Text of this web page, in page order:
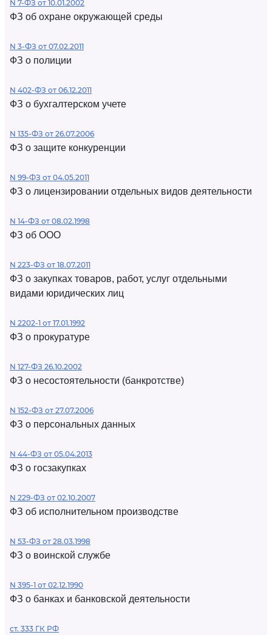
N 7-ФЗ от 10.01.2002
ФЗ об охране окружающей среды
N 3-ФЗ от 07.02.2011
ФЗ о полиции
N 402-ФЗ от 06.12.2011
ФЗ о бухгалтерском учете
N 135-ФЗ от 26.07.2006
ФЗ о защите конкуренции
N 99-ФЗ от 04.05.2011
ФЗ о лицензировании отдельных видов деятельности
N 14-ФЗ от 08.02.1998
ФЗ об ООО
N 223-ФЗ от 18.07.2011
ФЗ о закупках товаров, работ, услуг отдельными
видами юридических лиц
N 2202-1 от 17.01.1992
ФЗ о прокуратуре
N 127-ФЗ 26.10.2002
ФЗ о несостоятельности (банкротстве)
N 152-ФЗ от 27.07.2006
ФЗ о персональных данных
N 44-ФЗ от 05.04.2013
ФЗ о госзакупках
N 229-ФЗ от 02.10.2007
ФЗ об исполнительном производстве
N 53-ФЗ от 28.03.1998
ФЗ о воинской службе
N 395-1 от 02.12.1990
ФЗ о банках и банковской деятельности
ст. 333 ГК РФ